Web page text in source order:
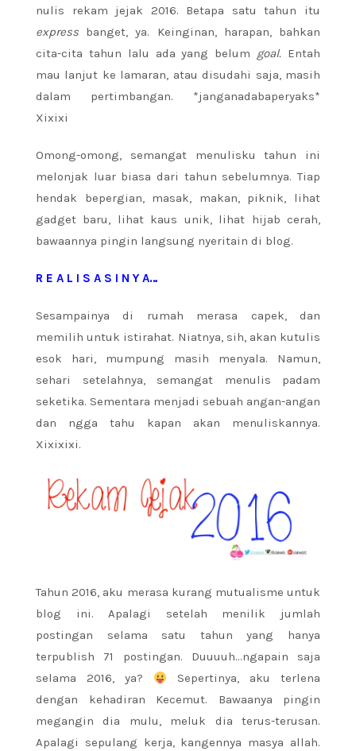
nulis rekam jejak 2016. Betapa satu tahun itu
express banget, ya. Keinginan, harapan, bahkan
cita-cita tahun lalu ada yang belum goal. Entah
mau lanjut ke lamaran, atau disudahi saja, masih
dalam pertimbangan. *janganadabaperyaks*
Xixixi
Omong-omong, semangat menulisku tahun ini
melonjak luar biasa dari tahun sebelumnya. Tiap
hendak bepergian, masak, makan, piknik, lihat
gadget baru, lihat kaus unik, lihat hijab cerah,
bawaannya pingin langsung nyeritain di blog.
R E A L I S A S I N Y A…
Sesampainya di rumah merasa capek, dan
memilih untuk istirahat. Niatnya, sih, akan kutulis
esok hari, mumpung masih menyala. Namun,
sehari setelahnya, semangat menulis padam
seketika. Sementara menjadi sebuah angan-angan
dan ngga tahu kapan akan menuliskannya.
Xixixixi.
Tahun 2016, aku merasa kurang mutualisme untuk
blog ini. Apalagi setelah menilik jumlah
postingan selama satu tahun yang hanya
terpublish 71 postingan. Duuuuh…ngapain saja
selama 2016, ya?
Sepertinya, aku terlena
dengan kehadiran Kecemut. Bawaanya pingin
megangin dia mulu, meluk dia terus-terusan.
Apalagi sepulang kerja, kangennya masya allah.